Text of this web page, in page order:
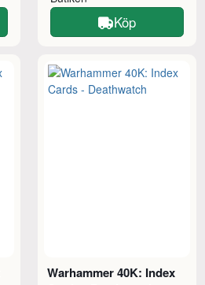
Köp
Warhammer 40K: Index